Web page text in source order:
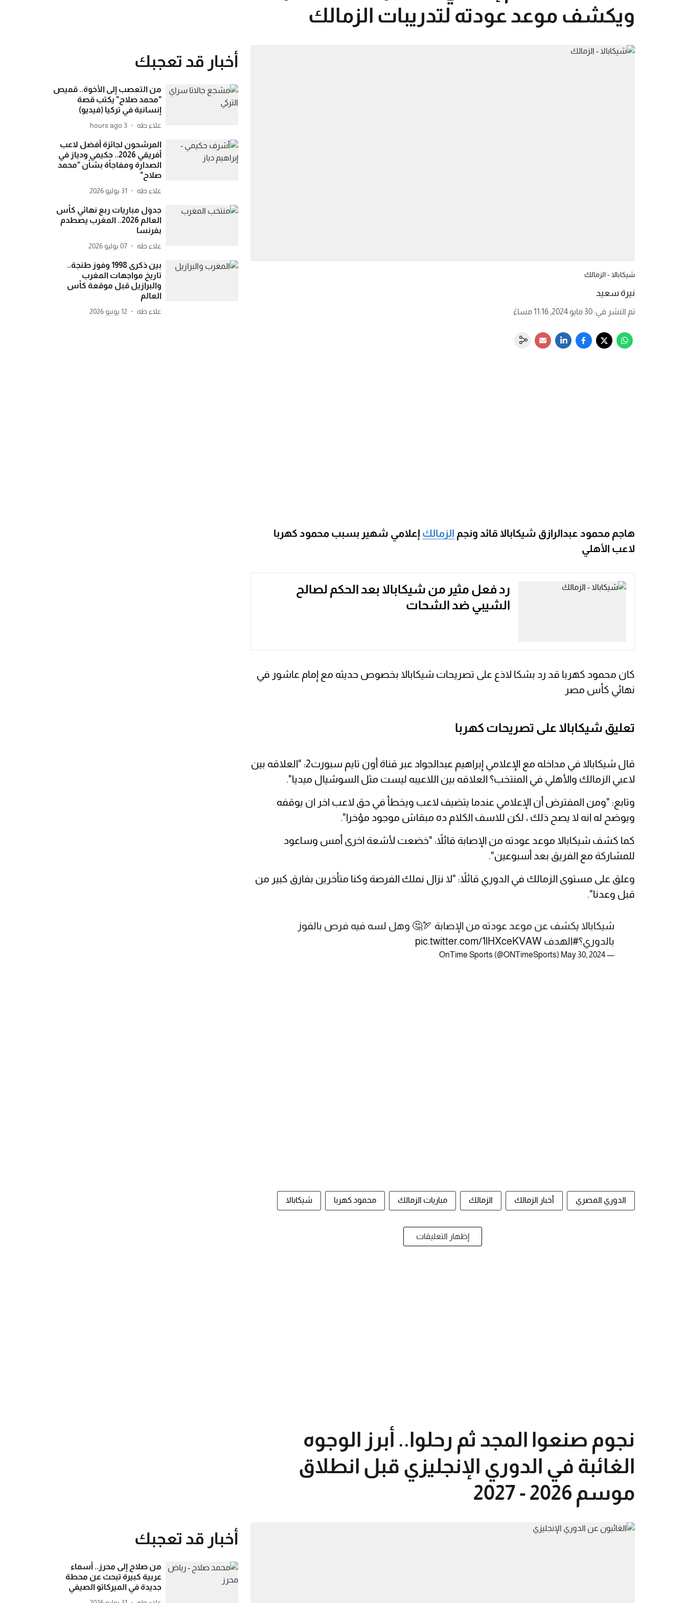
ويكشف موعد عودته لتدريبات الزمالك
شيكابالا - الزمالك
نيرة سعيد
تم النشر في: 30 مايو 2024, 11:16 مساءً
هاجم محمود عبدالرازق شيكابالا قائد ونجم الزمالك إعلامي شهير بسبب محمود كهربا
لاعب الأهلي
رد فعل مثير من شيكابالا بعد الحكم لصالح
الشيبي ضد الشحات
كان محمود كهربا قد رد بشكا لاذع على تصريحات شيكابالا بخصوص حديثه مع إمام عاشور في
نهائي كأس مصر
تعليق شيكابالا على تصريحات كهربا
قال شيكابالا في مداخله مع الإعلامي إبراهيم عبدالجواد عبر قناة أون تايم سبورت2: "العلاقه بين
لاعبي الزمالك والأهلي في المنتخب؟ العلاقه بين اللاعيبه ليست مثل السوشيال ميديا".
وتابع: "ومن المفترض أن الإعلامي عندما يتضيف لاعب ويخطأ في حق لاعب اخر ان يوقفه
ويوضح له انه لا يصح ذلك ، لكن للاسف الكلام ده مبقاش موجود مؤخرا".
كما كشف شيكابالا موعد عودته من الإصابة قائلاً: "خضعت لأشعة اخرى أمس وساعود
للمشاركة مع الفريق بعد أسبوعين".
وعلق على مستوى الزمالك في الدوري قائلاً: "لا نزال نملك الفرصة وكنا متأخرين بفارق كبير من
قبل وعدنا".
شيكابالا يكشف عن موعد عودته من الإصابة 🏹🤔 وهل لسه فيه فرص بالفوز
بالدوري؟#الهدف pic.twitter.com/1lHXceKVAW
— OnTime Sports (@ONTimeSports)
May 30, 2024
الدوري المصري أخبار الزمالك الزمالك مباريات الزمالك محمود كهربا شيكابالا
إظهار التعليقات
أخبار قد تعجبك
من التعصب إلى الأخوة.. قميص
"محمد صلاح" يكتب قصة
إنسانية في تركيا (فيديو)
علاء طه 3 hours ago
المرشحون لجائزة أفضل لاعب
أفريقي 2026.. حكيمي ودياز في
الصدارة ومفاجأة بشأن "محمد
صلاح"
علاء طه 31 يوليو 2026
جدول مباريات ربع نهائي كأس
العالم 2026.. المغرب يصطدم
بفرنسا
علاء طه 07 يوليو 2026
بين ذكرى 1998 وفوز طنجة..
تاريخ مواجهات المغرب
والبرازيل قبل موقعة كأس
العالم
علاء طه 12 يونيو 2026
نجوم صنعوا المجد ثم رحلوا.. أبرز الوجوه
الغائبة في الدوري الإنجليزي قبل انطلاق
موسم 2026 - 2027
أخبار قد تعجبك
من صلاح إلى محرز.. أسماء
عربية كبيرة تبحث عن محطة
جديدة في الميركاتو الصيفي